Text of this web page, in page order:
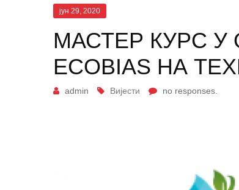
јун 29, 2020
МАСТЕР КУРС У
ECOBIAS НА
admin Вијести no responses.